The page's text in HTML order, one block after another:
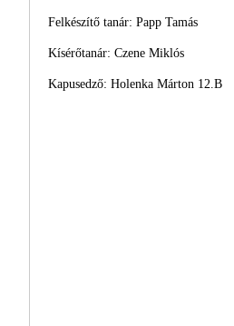
Felkészítő tanár: Papp Tamás
Kísérőtanár: Czene Miklós
Kapusedző: Holenka Márton 12.B